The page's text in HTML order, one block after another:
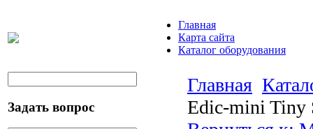
Главная
Карта сайта
Каталог оборудования
Задать вопрос
Главная
Edic-mini Tiny